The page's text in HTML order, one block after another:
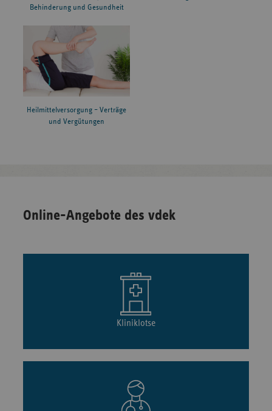
Behinderung und Gesundheit
Heilmittelversorgung – Verträge
und Vergütungen
Online-Angebote des vdek
Kliniklotse